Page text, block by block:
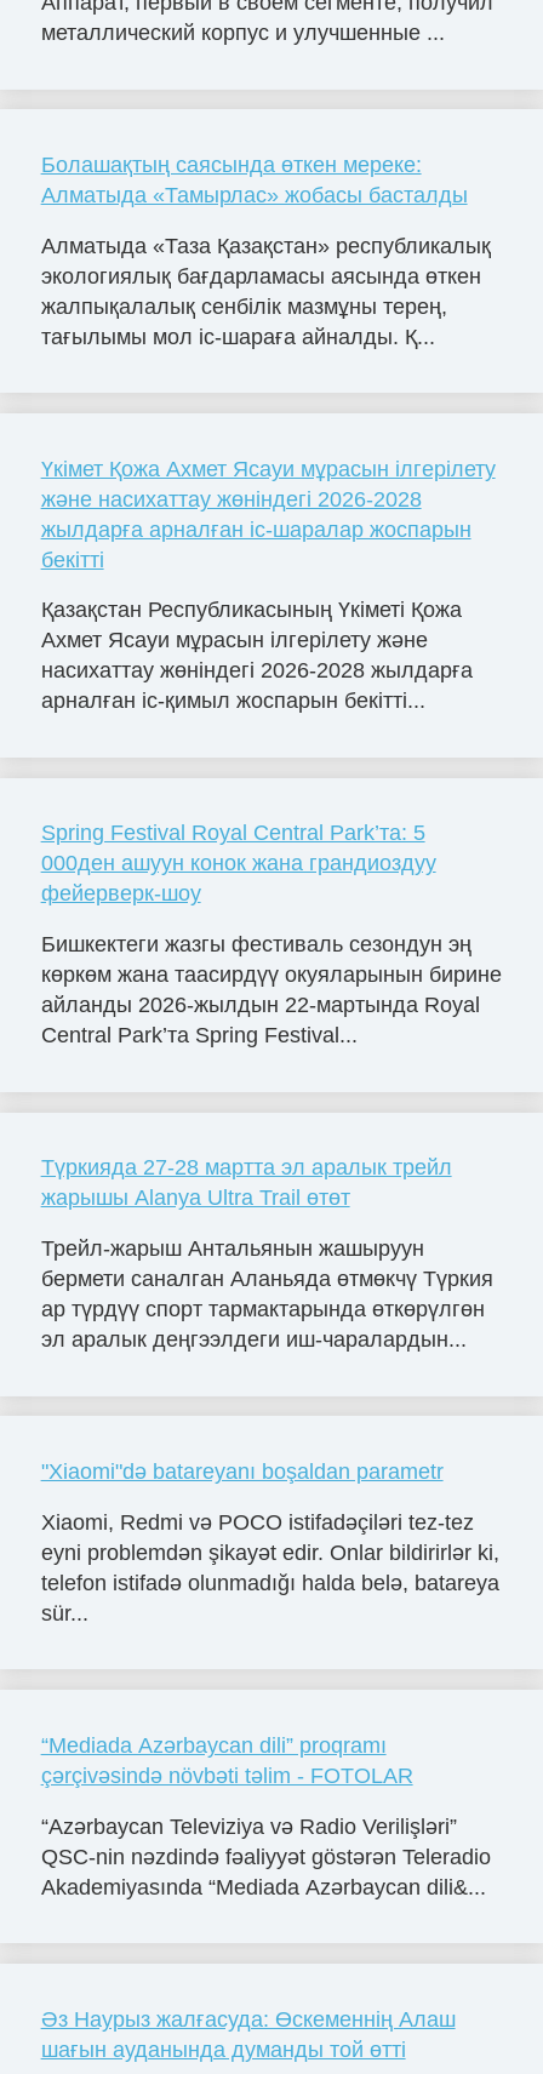
металлический корпус и улучшенные ...
Болашақтың саясында өткен мереке:
Алматыда «Тамырлас» жобасы басталды
Алматыда «Таза Қазақстан» республикалық
экологиялық бағдарламасы аясында өткен
жалпықалалық сенбілік мазмұны терең,
тағылымы мол іс-шараға айналды. Қ...
Үкімет Қожа Ахмет Ясауи мұрасын ілгерілету
және насихаттау жөніндегі 2026-2028
жылдарға арналған іс-шаралар жоспарын
бекітті
Қазақстан Республикасының Үкіметі Қожа
Ахмет Ясауи мұрасын ілгерілету және
насихаттау жөніндегі 2026-2028 жылдарға
арналған іс-қимыл жоспарын бекітті...
Spring Festival Royal Central Park’та: 5
000ден ашуун конок жана грандиоздуу
фейерверк-шоу
Бишкектеги жазгы фестиваль сезондун эң
көркөм жана таасирдүү окуяларынын бирине
айланды 2026-жылдын 22-мартында Royal
Central Park’та Spring Festival...
Түркияда 27-28 мартта эл аралык трейл
жарышы Alanya Ultra Trail өтөт
Трейл-жарыш Антальянын жашыруун
бермети саналган Аланьяда өтмөкчү Түркия
ар түрдүү спорт тармактарында өткөрүлгөн
эл аралык деңгээлдеги иш-чаралардын...
"Xiaomi"də batareyanı boşaldan parametr
Xiaomi, Redmi və POCO istifadəçiləri tez-tez
eyni problemdən şikayət edir. Onlar bildirirlər ki,
telefon istifadə olunmadığı halda belə, batareya
sür...
“Mediada Azərbaycan dili” proqramı
çərçivəsində növbəti təlim - FOTOLAR
“Azərbaycan Televiziya və Radio Verilişləri”
QSC-nin nəzdində fəaliyyət göstərən Teleradio
Akademiyasında “Mediada Azərbaycan dili&...
Әз Наурыз жалғасуда: Өскеменнің Алаш
шағын ауданында думанды той өтті